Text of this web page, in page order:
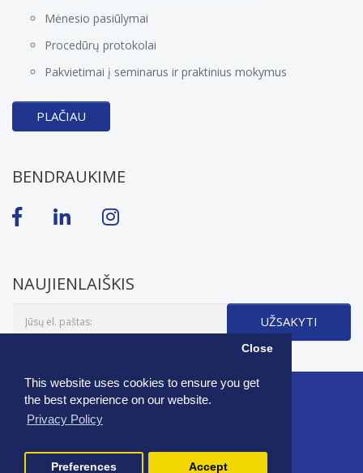
This website uses cookies to ensure you get
the best experience on our website.
Privacy Policy
Close
Preferences Accept
Mėnesio pasiūlymai
Procedūrų protokolai
Pakvietimai į seminarus ir praktinius mokymus
PLAČIAU
BENDRAUKIME
NAUJIENLAIŠKIS
UŽSAKYTI
2026 © PROCO – profesionaliam grožiui